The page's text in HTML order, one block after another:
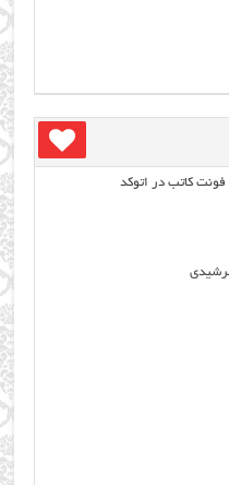
فونت کاتب در اتوکد